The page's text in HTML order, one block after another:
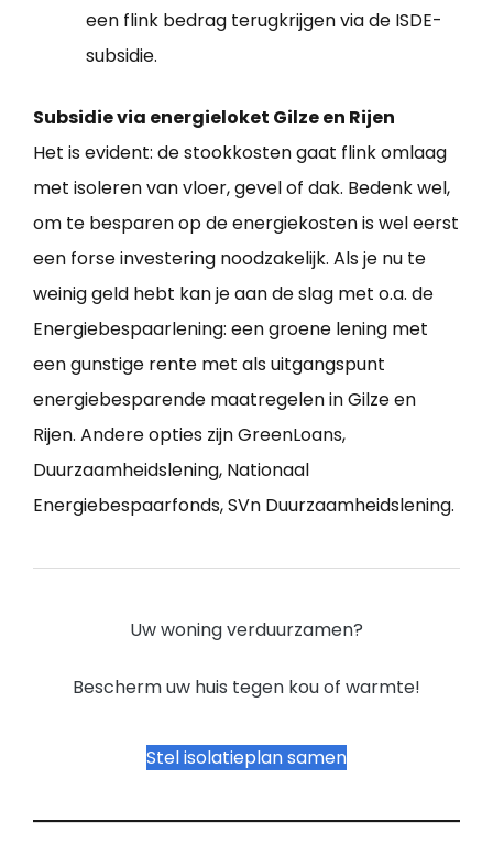
een flink bedrag terugkrijgen via de ISDE-
subsidie.
Subsidie via energieloket Gilze en Rijen
Het is evident: de stookkosten gaat flink omlaag
met isoleren van vloer, gevel of dak. Bedenk wel,
om te besparen op de energiekosten is wel eerst
een forse investering noodzakelijk. Als je nu te
weinig geld hebt kan je aan de slag met o.a. de
Energiebespaarlening: een groene lening met
een gunstige rente met als uitgangspunt
energiebesparende maatregelen in Gilze en
Rijen. Andere opties zijn GreenLoans,
Duurzaamheidslening, Nationaal
Energiebespaarfonds, SVn Duurzaamheidslening.
Uw woning verduurzamen?
Bescherm uw huis tegen kou of warmte!
Stel isolatieplan samen